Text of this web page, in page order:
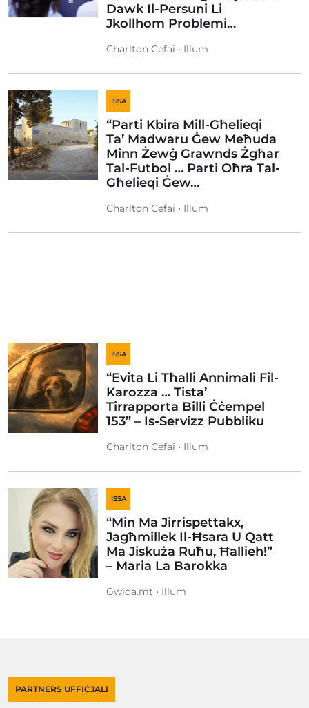
Dawk Il-Persuni Li
Jkollhom Problemi…
Charlton Cefai • Illum
ISSA
“Parti Kbira Mill-Għelieqi
Ta’ Madwaru Ġew Meħuda
Minn Żewġ Grawnds Żgħar
Tal-Futbol … Parti Oħra Tal-
Għelieqi Ġew…
Charlton Cefai • Illum
ISSA
“Evita Li Tħalli Annimali Fil-
Karozza … Tista’
Tirrapporta Billi Ċċempel
153” – Is-Servizz Pubbliku
Charlton Cefai • Illum
ISSA
“Min Ma Jirrispettakx,
Jagħmillek Il-Ħsara U Qatt
Ma Jiskuża Ruħu, Ħallieh!”
– Maria La Barokka
Gwida.mt • Illum
PARTNERS UFFIĊJALI